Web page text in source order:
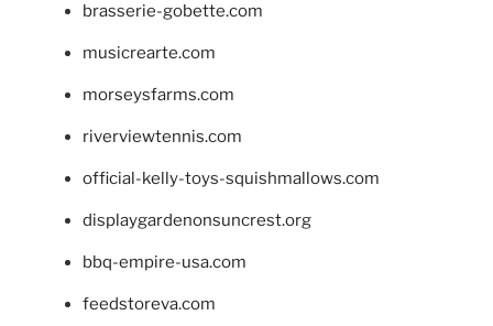
brasserie-gobette.com
musicrearte.com
morseysfarms.com
riverviewtennis.com
official-kelly-toys-squishmallows.com
displaygardenonsuncrest.org
bbq-empire-usa.com
feedstoreva.com